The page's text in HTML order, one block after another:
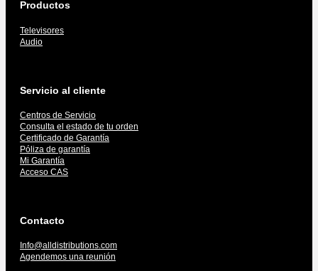
Productos
Televisores
Audio
Servicio al cliente
Centros de Servicio
Consulta el estado de tu orden
Certificado de Garantía
Póliza de garantía
Mi Garantía
Acceso CAS
Contacto
Info@alldistributions.com
Agendemos una reunión